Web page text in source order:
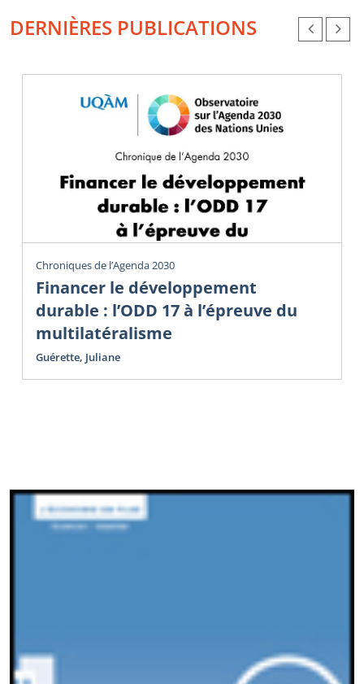
DERNIÈRES PUBLICATIONS
Chroniques de l’Agenda 2030
Financer le développement
durable : l’ODD 17 à l’épreuve du
multilatéralisme
Guérette, Juliane